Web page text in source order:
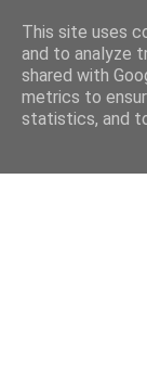
This site uses
and to analyze
shared with
metrics to
statistics, and